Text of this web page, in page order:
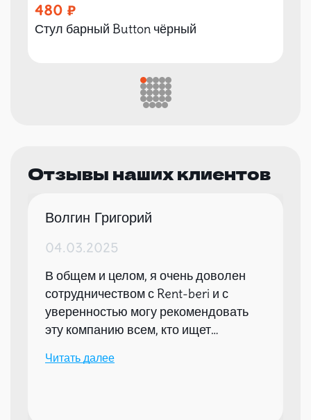
480
Стул барный Button чёрный
Отзывы наших клиентов
Волгин Григорий
04.03.2025
В общем и целом, я очень доволен
сотрудничеством с Rent-beri и с
уверенностью могу рекомендовать
эту компанию всем, кто ищет
мероприятий.
Читать далее